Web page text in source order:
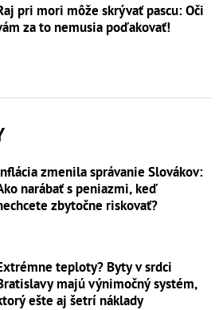
pri mori môže skrývať pascu: Oči
za to nemusia poďakovať!
zmenila správanie Slovákov:
narábať s peniazmi, keď
zbytočne riskovať?
teploty? Byty v srdci
majú výnimočný systém,
ešte aj šetrí náklady